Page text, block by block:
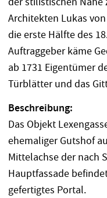
Architekten Lukas
die erste Hälfte des
Auftraggeber käme
ab 1731 Eigentümer
Türblätter und das
Beschreibung:
Das Objekt
ehemaliger Gutshof
Mittelachse der nach
Hauptfassade
gefertigtes Portal.